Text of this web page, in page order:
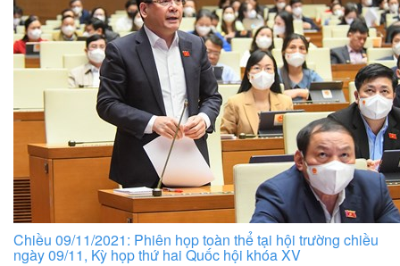
Chiều 09/11/2021: Phiên họp toàn thể tại hội trường chiều
ngày 09/11, Kỳ họp thứ hai Quốc hội khóa XV